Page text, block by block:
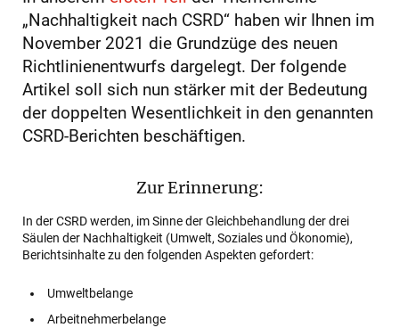
„Nachhaltigkeit nach CSRD“ haben wir Ihnen im
November 2021 die Grundzüge des neuen
Richtlinienentwurfs dargelegt. Der folgende
Artikel soll sich nun stärker mit der Bedeutung
der doppelten Wesentlichkeit in den genannten
CSRD-Berichten beschäftigen.
Zur Erinnerung:
In der CSRD werden, im Sinne der Gleichbehandlung der drei
Säulen der Nachhaltigkeit (Umwelt, Soziales und Ökonomie),
Berichtsinhalte zu den folgenden Aspekten gefordert:
Umweltbelange
Arbeitnehmerbelange